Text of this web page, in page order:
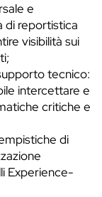
e
di reportistica
visibilità sui
tecnico:
intercettare e
critiche e
di
Experience-